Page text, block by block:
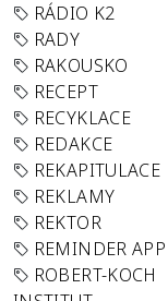
RÁDIO K2
RADY
RAKOUSKO
RECEPT
RECYKLACE
REDAKCE
REKAPITULACE
REKLAMY
REKTOR
REMINDER APP
ROBERT-KOCH